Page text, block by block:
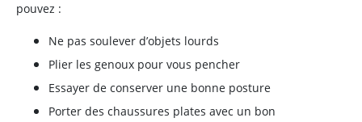
pouvez :
Ne pas soulever d’objets lourds
Plier les genoux pour vous pencher
Essayer de conserver une bonne posture
Porter des chaussures plates avec un bon